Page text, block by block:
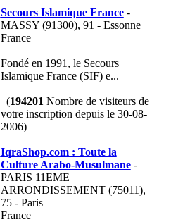
Secours Islamique France-
MASSY (91300), 91 - Essonne
France
Fondé en 1991, le Secours
Islamique France (SIF) e...
(194201 Nombre de visiteurs de
votre inscription depuis le 30-08-
2006)
IqraShop.com : Toute la
Culture Arabo-Musulmane-
PARIS 11EME
ARRONDISSEMENT (75011),
75 - Paris
France